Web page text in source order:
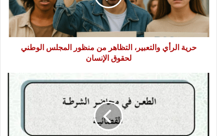
منظور
المجلس
الوطني
لحقوق
الإنسانحرية الرأي والتعبير، التظاهر من منظور المجلس الوطني
لحقوق الإنسان
في
محاضر